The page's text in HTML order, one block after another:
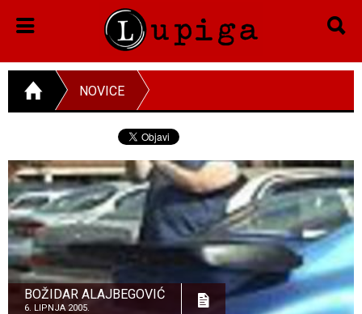
NOVICE
BOŽIDAR ALAJBEGOVIĆ
6. LIPNJA 2005.